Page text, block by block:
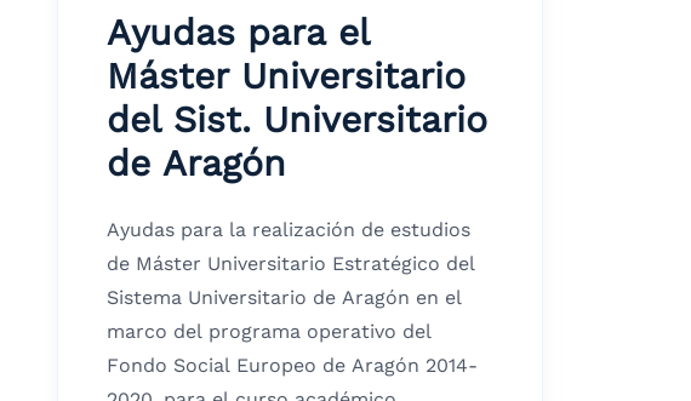
Ayudas para el
Máster Universitario
del Sist. Universitario
de Aragón
Ayudas para la realización de estudios
de Máster Universitario Estratégico del
Sistema Universitario de Aragón en el
marco del programa operativo del
Fondo Social Europeo de Aragón 2014-